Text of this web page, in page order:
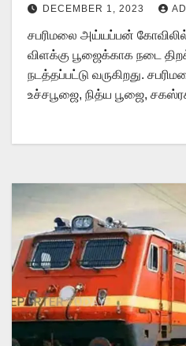
DECEMBER 1, 2023
சபரிமலை அய்யப்பன்
விளக்கு பூஜைக்காக நடை
நடத்தப்பட்டு வருகிறது.
உச்சபூஜை, நித்ய பூஜை,